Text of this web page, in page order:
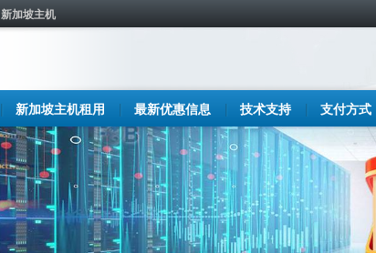
新加坡主机
新加坡主机租用 最新优惠信息 技术支持 支付方式